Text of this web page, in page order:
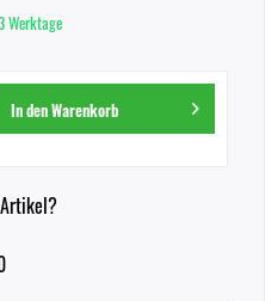
Werktage
In denWarenkorb